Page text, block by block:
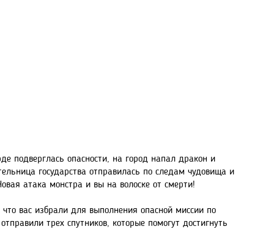
опасности, на город напал дракон и
государства отправилась по следам чудовища и
атака монстра и вы на волоске от смерти!
вас избрали для выполнения опасной миссии по
трех спутников, которые помогут достигнуть